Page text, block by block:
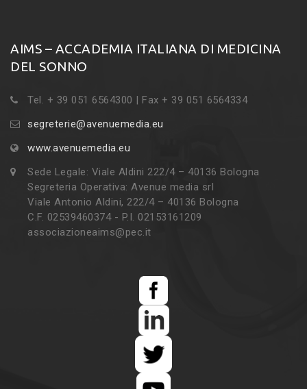
AIMS – ACCADEMIA ITALIANA DI MEDICINA
DEL SONNO
Tel. + 39 051 6564300 | Fax + 39 051 6564334
segreterie@avenuemedia.eu
www.avenuemedia.eu
Sede Legale: Viale Aldini 222/4 – 40136 Bologna
Segreteria Operativa: Avenue media srl
Viale Antonio Aldini, 222/4 – 40136 Bologna
C.F. 02539460374 - P.I. 02153161209
associazioneaims@pec.it